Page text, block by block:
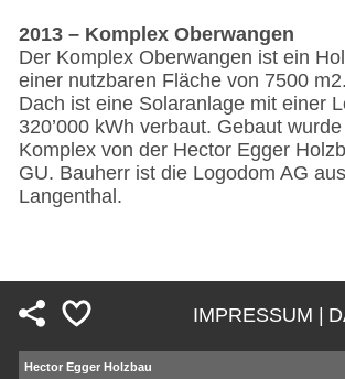
2013 – Komplex Oberwangen
Der Komplex Oberwangen ist ein
einer nutzbaren Fläche von 7500
Dach ist eine Solaranlage mit einer
320’000 kWh verbaut. Gebaut
Komplex von der Hector Egger
GU. Bauherr ist die Logodom AG aus
Langenthal.
Fußzeile
IMPRESSUM |
Hector Egger Holzbau